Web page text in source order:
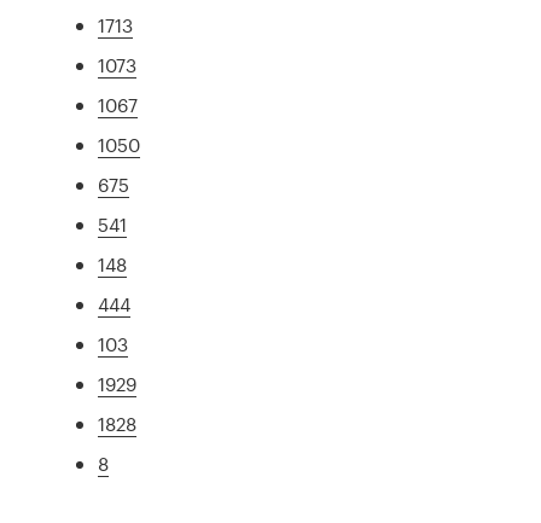
1713
1073
1067
1050
675
541
148
444
103
1929
1828
8